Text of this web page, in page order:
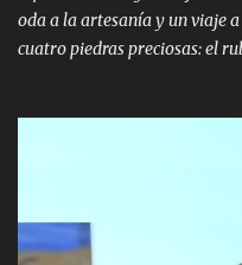
oda a la artesanía y un viaje
cuatro piedras preciosas: el
firma que acudieron a esta
icónicas de RABAT. Stella del